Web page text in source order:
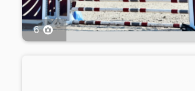
6